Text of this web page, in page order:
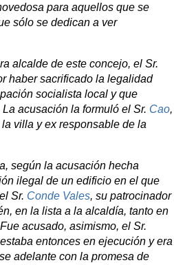
para aquellos que se
sólo se dedican a ver
alcalde de este concejo, el Sr.
haber sacrificado la legalidad
socialista local y que
acusación la formuló el Sr. Cao,
villa y ex responsable de la
según la acusación hecha
ilegal de un edificio en el que
Sr. Conde Vales, su patrocinador
en la lista a la alcaldía, tanto en
acusado, asimismo, el Sr.
entonces en ejecución y era
adelante con la promesa de